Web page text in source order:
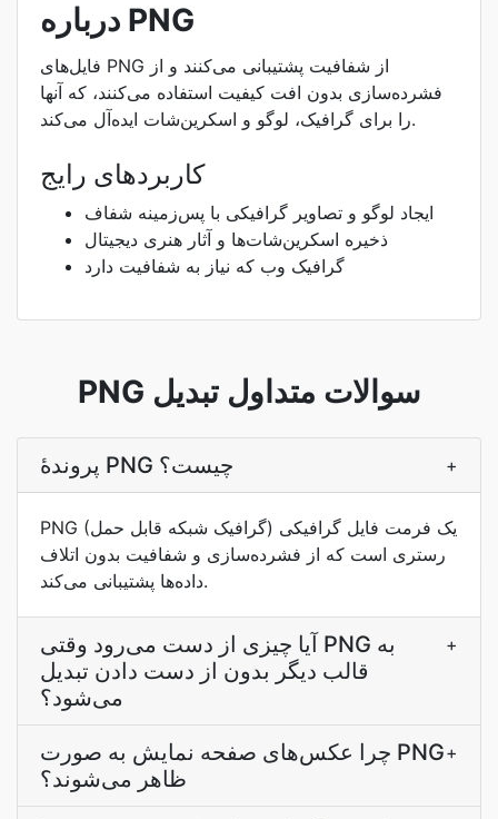
درباره PNG
فایل‌های PNG از شفافیت پشتیبانی می‌کنند و از
فشرده‌سازی بدون افت کیفیت استفاده می‌کنند، که آنها
را برای گرافیک، لوگو و اسکرین‌شات ایده‌آل می‌کند.
کاربردهای رایج
ایجاد لوگو و تصاویر گرافیکی با پس‌زمینه شفاف
ذخیره اسکرین‌شات‌ها و آثار هنری دیجیتال
گرافیک وب که نیاز به شفافیت دارد
PNG سوالات متداول تبدیل
پروندۀ PNG چیست؟ +
PNG (گرافیک شبکه قابل حمل) یک فرمت فایل گرافیکی
رستری است که از فشرده‌سازی و شفافیت بدون اتلاف
داده‌ها پشتیبانی می‌کند.
آیا چیزی از دست می‌رود وقتی PNG به
قالب دیگر بدون از دست دادن تبدیل
می‌شود؟
+
چرا عکس‌های صفحه نمایش به صورت PNG
ظاهر می‌شوند؟
+